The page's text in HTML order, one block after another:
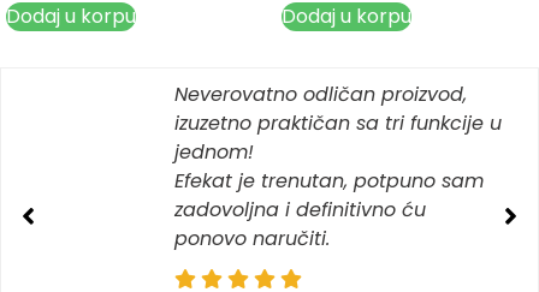
Dodaj u korpu Dodaj u korpu
Neverovatno odličan proizvod,
izuzetno praktičan sa tri funkcije u
jednom!
Efekat je trenutan, potpuno sam
zadovoljna i definitivno ću
ponovo naručiti.